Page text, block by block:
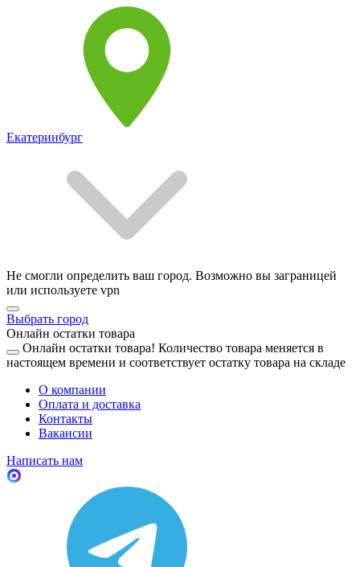
Екатеринбург
Не смогли определить ваш город. Возможно вы заграницей
или используете vpn
Выбрать город
Онлайн остатки товара
Онлайн остатки товара! Количество товара меняется в
настоящем времени и соответствует остатку товара на складе
О компании
Оплата и доставка
Контакты
Вакансии
Написать нам